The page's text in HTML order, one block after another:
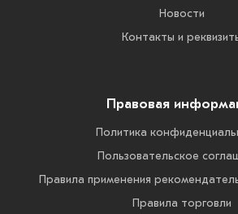
Новости
Контакты и
Правовая
Политика
Пользовательское
Правила применения
Правила торговли